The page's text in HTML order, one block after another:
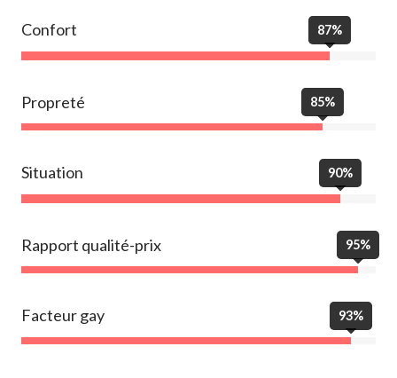
Confort 87%
Propreté 85%
Situation 90%
Rapport qualité-prix 95%
Facteur gay 93%